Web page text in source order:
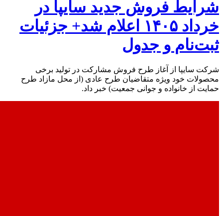
شرایط فروش جدید سایپا در
خرداد ۱۴۰۵ اعلام شد+ جزئیات
ثبت‌نام و جدول
شرکت سایپا از آغاز طرح فروش مشارکت در تولید برخی
محصولات خود ویژه متقاضیان طرح عادی (از محل مازاد طرح
حمایت از خانواده و جوانی جمعیت) خبر داد.